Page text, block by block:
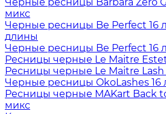
микс
Черные ресницы Be Perfect 16
длины
Черные ресницы Be Perfect 16
Ресницы черные Le Maitre
Ресницы черные Le Maitre Lash
Черные ресницы OkoLashes 16
Ресницы черные MAKart Back
микс